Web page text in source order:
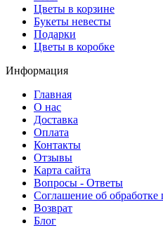
Цветы в корзине
Букеты невесты
Подарки
Цветы в коробке
Информация
Главная
О нас
Доставка
Оплата
Контакты
Отзывы
Карта сайта
Вопросы - Ответы
Соглашение об
Возврат
Блог